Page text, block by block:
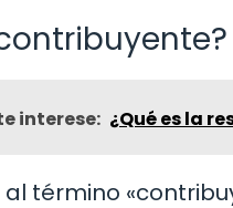
interese: ¿Qué es la
término